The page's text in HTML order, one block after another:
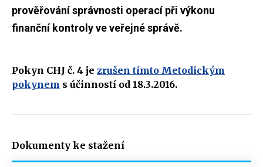
prověřování správnosti operací při výkonu
finanční kontroly ve veřejné správě.
Pokyn CHJ č. 4 je zrušen tímto Metodickým
pokynem s účinností od 18.3.2016.
Dokumenty ke stažení